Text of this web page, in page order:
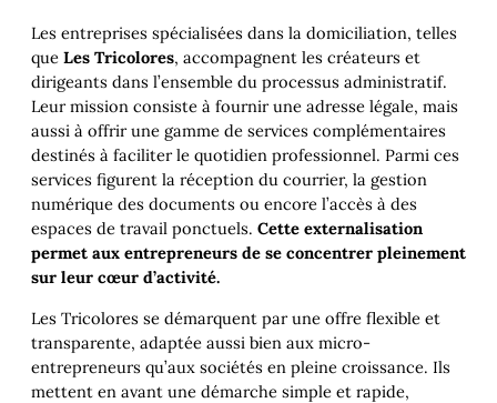
Les entreprises spécialisées dans la domiciliation, telles
que Les Tricolores, accompagnent les créateurs et
dirigeants dans l’ensemble du processus administratif.
Leur mission consiste à fournir une adresse légale, mais
aussi à offrir une gamme de services complémentaires
destinés à faciliter le quotidien professionnel. Parmi ces
services figurent la réception du courrier, la gestion
numérique des documents ou encore l’accès à des
espaces de travail ponctuels. Cette externalisation
permet aux entrepreneurs de se concentrer pleinement
sur leur cœur d’activité.
Les Tricolores se démarquent par une offre flexible et
transparente, adaptée aussi bien aux micro-
entrepreneurs qu’aux sociétés en pleine croissance. Ils
mettent en avant une démarche simple et rapide,